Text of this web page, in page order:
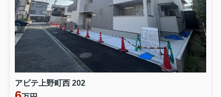
はなく、住まいを失う前に相談することが大切」 という
テーマでお話ししました...
2026.07.21
第1回【イエサポ住まい支援コラム】
【イエサポ住まい支援コラム】第1回 社会福祉協議会様
で講演しました 「住宅セーフティネット制度 ～住まいを
失う前にできること～」 先日、貝塚市社会福祉協議会様
で、職員の皆さまを対象に「住宅セーフティネット制度
アビテ上野町西 202